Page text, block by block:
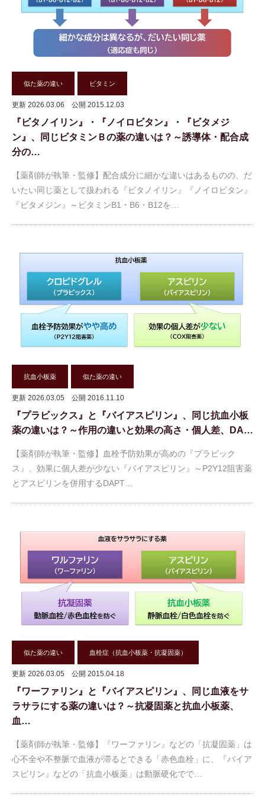
似た薬の違い ビタミン
更新 2026.03.06 公開 2015.12.03
『ビタノイリン』・『ノイロビタン』・『ビタメジ
ン』、同じビタミンＢの薬の違いは？～誘導体・配合成
分の…
【薬剤師が執筆・監修】配合成分に細かな違いはあるものの、だ
いたい同じ薬として扱われる『ビタノイリン』『ノイロビタン』
『ビタメジン』～ビタミンB1・B6・B12を…
抗血小板薬 似た薬の違い
更新 2026.03.05 公開 2016.11.10
『プラビックス』と『バイアスピリン』、同じ抗血小板
薬の違いは？～作用の違いと効果の高さ・個人差、DA…
【薬剤師が執筆・監修】血栓予防効果が高めの『プラビック
ス』、効果に個人差が少ない『バイアスピリン』～P2Y12阻害薬
とアスピリンを併用するDAPT…
似た薬の違い 血栓症（抗血小板薬・抗凝固薬）
更新 2026.03.05 公開 2015.04.18
『ワーファリン』と『バイアスピリン』、同じ血液をサ
ラサラにする薬の違いは？～抗凝固薬と抗血小板薬、
血…
【薬剤師が執筆・監修】『ワーファリン』などの「抗凝固薬」は
心不全や不整脈で血液が滞るとできる「赤色血栓」に、『バイア
スピリン』などの「抗血小板薬」は動脈硬化でで…